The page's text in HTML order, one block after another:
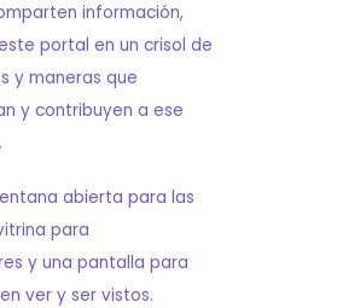
información,
portal en un crisol de
y maneras que
y contribuyen a ese
abierta para las
para
y una pantalla para
ver y ser vistos.